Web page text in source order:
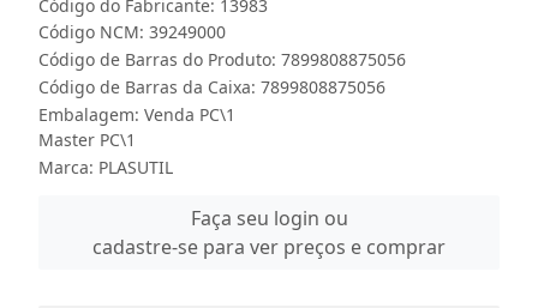
Código do Fabricante: 13983
Código NCM: 39249000
Código de Barras do Produto: 7899808875056
Código de Barras da Caixa: 7899808875056
Embalagem: Venda PC\1
Master PC\1
Marca: PLASUTIL
Faça seu login ou
cadastre-se para ver preços e comprar